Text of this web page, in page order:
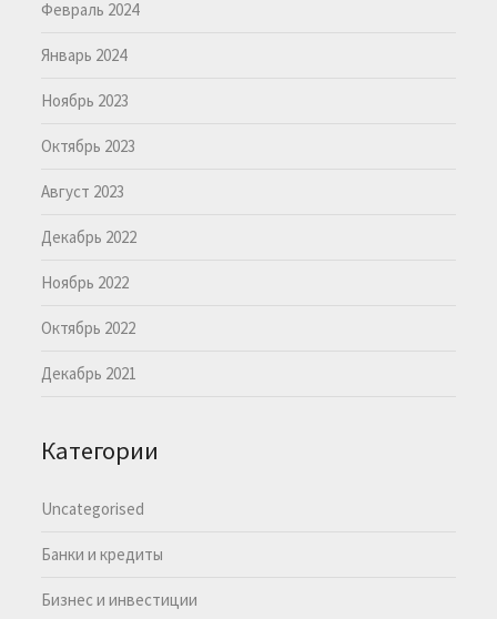
Февраль 2024
Январь 2024
Ноябрь 2023
Октябрь 2023
Август 2023
Декабрь 2022
Ноябрь 2022
Октябрь 2022
Декабрь 2021
Категории
Uncategorised
Банки и кредиты
Бизнес и инвестиции